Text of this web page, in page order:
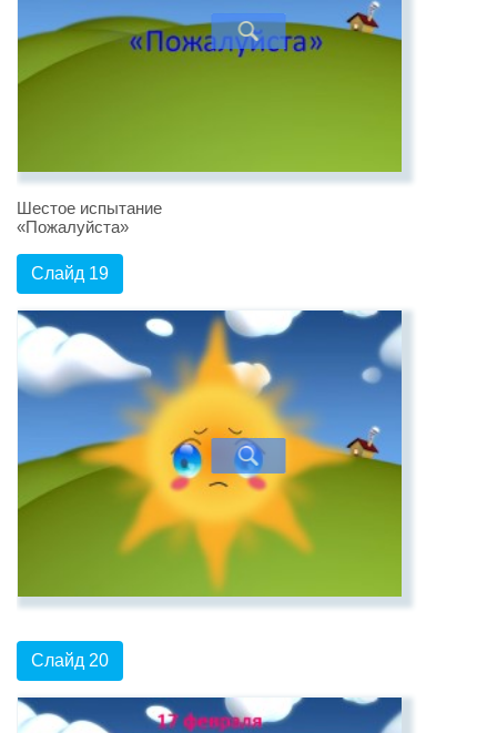
Шестое испытание
«Пожалуйста»
Слайд 19
Слайд 20